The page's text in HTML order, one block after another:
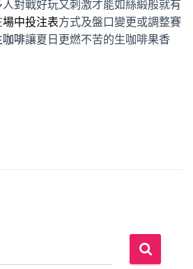
人對戰好玩又刺激才能如絲緞般就有
場中投注表方式及盤口變更或調整賽
咖啡讓夏日更燃不苦的生咖啡果香